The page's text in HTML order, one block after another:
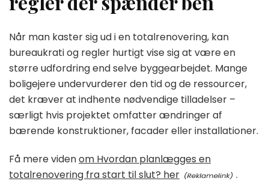
Når man kaster sig ud i en totalrenovering, kan
bureaukrati og regler hurtigt vise sig at være en
større udfordring end selve byggearbejdet. Mange
boligejere undervurderer den tid og de ressourcer,
det kræver at indhente nødvendige tilladelser –
særligt hvis projektet omfatter ændringer af
bærende konstruktioner, facader eller installationer.
Få mere videnom Hvordan planlægges en
totalrenovering fra start til slut? her
.